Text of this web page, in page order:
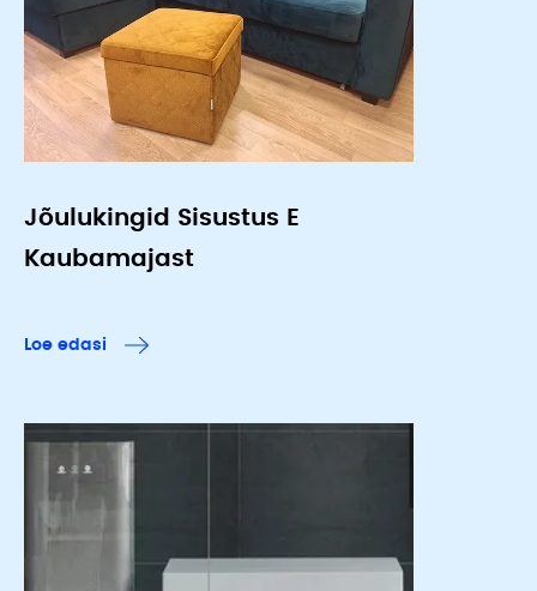
Jõulukingid Sisustus E
Kaubamajast
Loe edasi